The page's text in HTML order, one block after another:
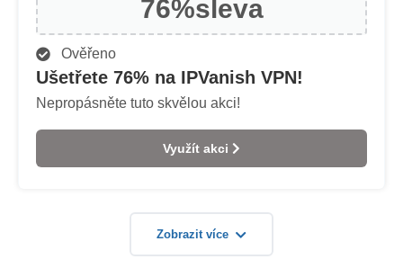
76%sleva
Ověřeno
Ušetřete 76% na IPVanish VPN!
Nepropásněte tuto skvělou akci!
Využít akci
Zobrazit více